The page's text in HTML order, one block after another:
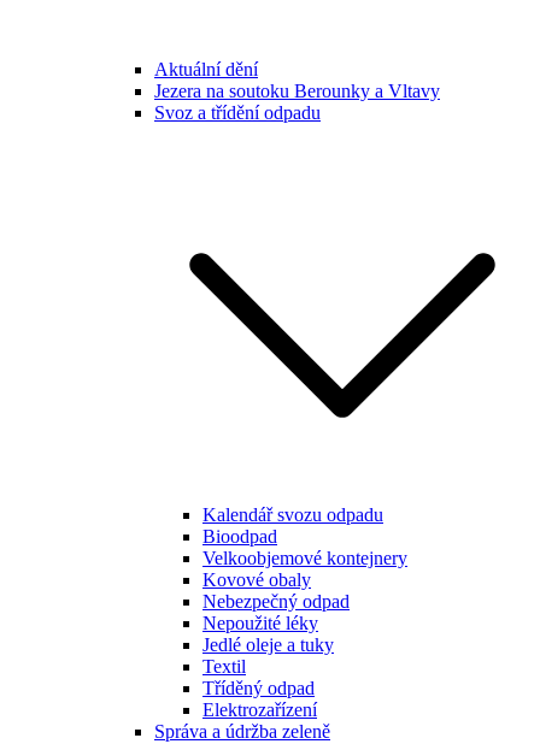
Aktuální dění
Jezera na soutoku Berounky a Vltavy
Svoz a třídění odpadu
Kalendář svozu odpadu
Bioodpad
Velkoobjemové kontejnery
Kovové obaly
Nebezpečný odpad
Nepoužité léky
Jedlé oleje a tuky
Textil
Tříděný odpad
Elektrozařízení
Správa a údržba zeleně